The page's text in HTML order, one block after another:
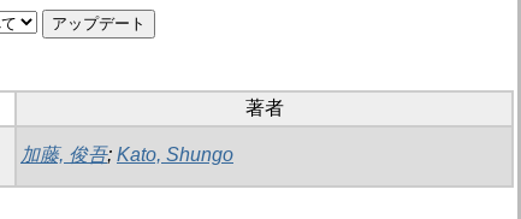
著者
加藤, 俊吾; Kato, Shungo